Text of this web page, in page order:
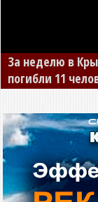
В Джанкое
двух детей на